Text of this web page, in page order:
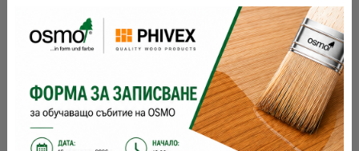
Виж детайли